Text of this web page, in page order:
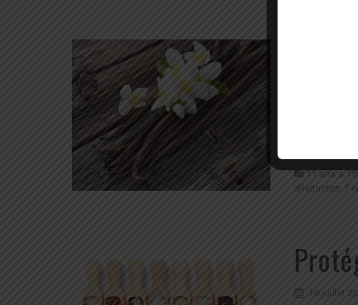
11 ans à
allaitantes
18 juillet